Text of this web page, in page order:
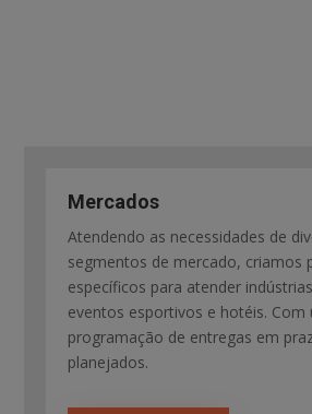
Mercados
Atendendo as necessidades de
segmentos de mercado, criamos
específicos para atender
eventos esportivos e hotéis. Com
programação de entregas em
planejados.